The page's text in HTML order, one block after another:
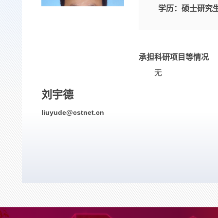
刘宇德
liuyude@cstnet.cn
学历： 硕士研究
承担科研项目等情况
无